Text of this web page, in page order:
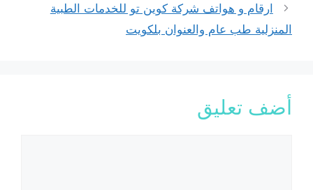
ارقام و هواتف شركة كوين تو للخدمات الطبية
المنزلية طب عام والعنوان بلكويت
أضف تعليق